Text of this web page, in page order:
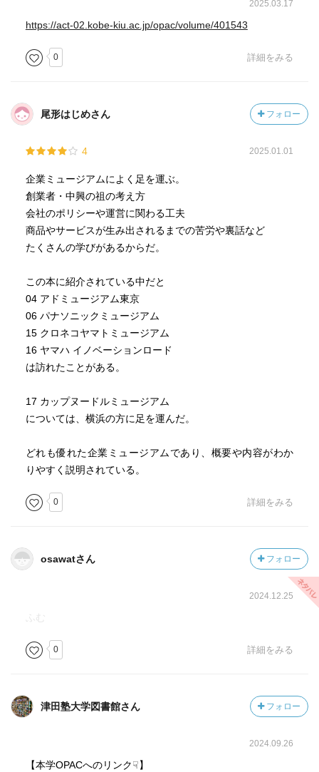
2025.03.17
https://act-02.kobe-kiu.ac.jp/opac/volume/401543
0 詳細をみる
尾形はじめさん フォロー
4 2025.01.01
企業ミュージアムによく足を運ぶ。
創業者・中興の祖の考え方
会社のポリシーや運営に関わる工夫
商品やサービスが生み出されるまでの苦労や裏話など
たくさんの学びがあるからだ。
この本に紹介されている中だと
04 アドミュージアム東京
06 パナソニックミュージアム
15 クロネコヤマトミュージアム
16 ヤマハ イノベーションロード
は訪れたことがある。
17 カップヌードルミュージアム
については、横浜の方に足を運んだ。
どれも優れた企業ミュージアムであり、概要や内容がわか
りやすく説明されている。
0 詳細をみる
osawatさん フォロー
2024.12.25
0 詳細をみる
津田塾大学図書館さん フォロー
2024.09.26
【本学OPACへのリンク☟】